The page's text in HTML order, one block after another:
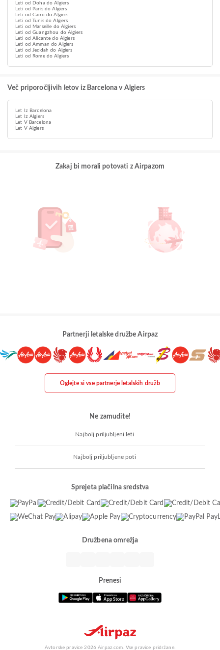
Leti od Doha do Algiers
Leti od Paris do Algiers
Leti od Cairo do Algiers
Leti od Tunis do Algiers
Leti od Marseille do Algiers
Leti od Guangzhou do Algiers
Leti od Alicante do Algiers
Leti od Amman do Algiers
Leti od Jeddah do Algiers
Leti od Rome do Algiers
Več priporočljivih letov iz Barcelona v Algiers
Let Iz Barcelona
Let Iz Algiers
Let V Barcelona
Let V Algiers
Zakaj bi morali potovati z Airpazom
Partnerji letalske družbe Airpaz
Oglejte si vse partnerje letalskih družb
Ne zamudite!
Najbolj priljubljeni leti
Najbolj priljubljene poti
Sprejeta plačilna sredstva
Družbena omrežja
Prenesi
Avtorske pravice 2026 Airpaz.com. Vse pravice pridržane.